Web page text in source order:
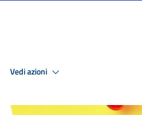
Vedi azioni